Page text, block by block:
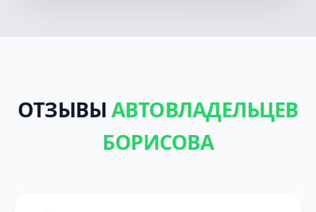
ОТЗЫВЫ АВТОВЛАДЕЛЬЦЕВ
БОРИСОВА